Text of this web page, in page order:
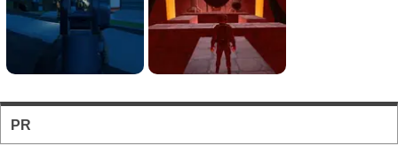
ソロとチーム戦を様々...
お手軽に対戦バトルを楽しめるのが魅力のブラウ
PR